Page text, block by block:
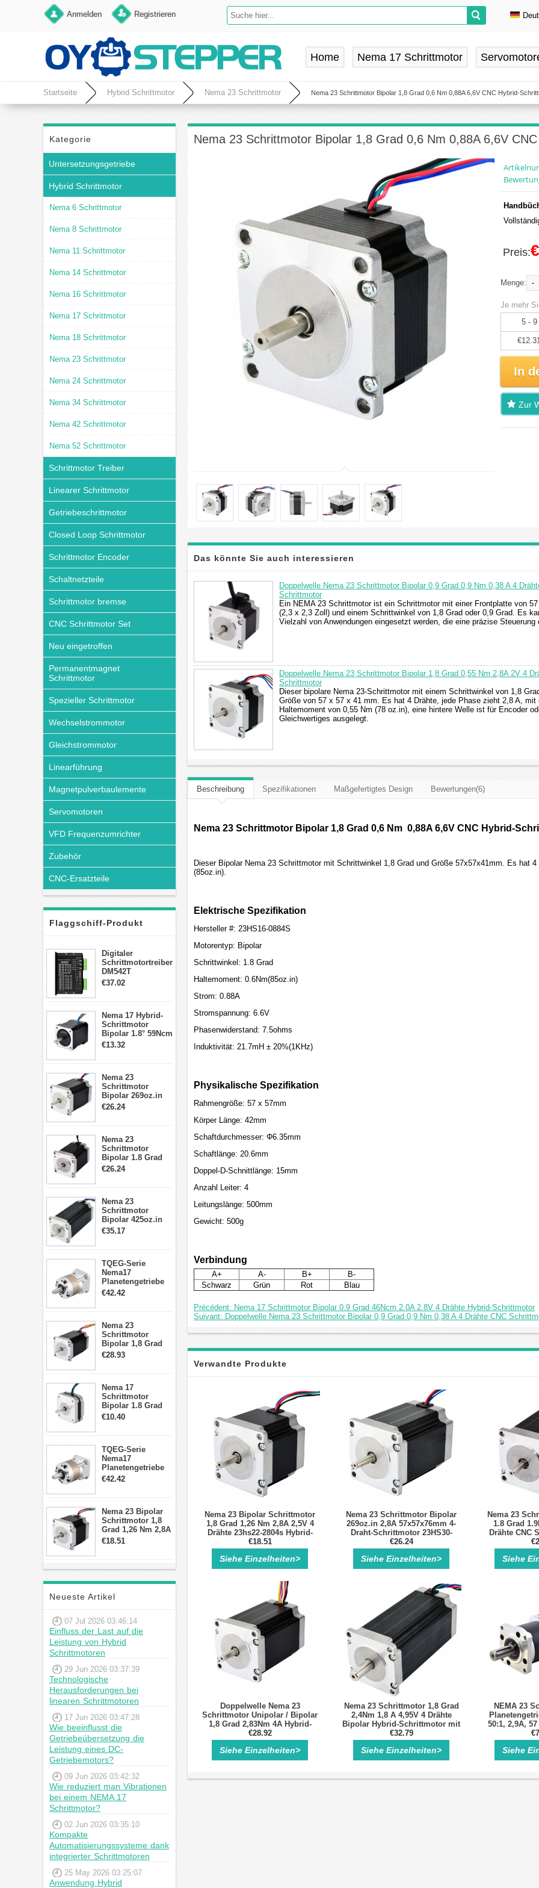
Anmelden Registrieren
Home Nema 17 Schrittmotor
Startseite Hybrid Schrittmotor Nema 23 Schrittmotor Nema 23 Schrittmotor Bipolar 1,8 Grad 0,6 Nm 0,88A 6,6V CNC Hybrid-
Kategorie
Untersetzungsgetriebe
Hybrid Schrittmotor
Nema 6 Schrittmotor
Nema 8 Schrittmotor
Nema 11 Schrittmotor
Nema 14 Schrittmotor
Nema 16 Schrittmotor
Nema 17 Schrittmotor
Nema 18 Schrittmotor
Nema 23 Schrittmotor
Nema 24 Schrittmotor
Nema 34 Schrittmotor
Nema 42 Schrittmotor
Nema 52 Schrittmotor
Schrittmotor Treiber
Linearer Schrittmotor
Getriebeschrittmotor
Closed Loop Schrittmotor
Schrittmotor Encoder
Schaltnetzteile
Schrittmotor bremse
CNC Schrittmotor Set
Neu eingetroffen
Permanentmagnet
Schrittmotor
Spezieller Schrittmotor
Wechselstrommotor
Gleichstrommotor
Linearführung
Magnetpulverbaulemente
Servomotoren
VFD Frequenzumrichter
Zubehör
CNC-Ersatzteile
Flaggschiff-Produkt
Digitaler
Schrittmotortreiber
DM542T
Schrittmotor
Schrittmotor
€37.02
Nema 17 Hybrid-
Schrittmotor
Bipolar 1.8° 59Ncm
2A 4 Drähte mit 1m
€13.32
Nema 23
Schrittmotor
Bipolar 269oz.in
2,8A 57x57x76mm
€26.24
Nema 23
Schrittmotor
Bipolar 1.8 Grad
1.9Nm 3A 3.36V 4
€26.24
Nema 23
Schrittmotor
Bipolar 425oz.in
4.2A 57x57x114mm
€35.17
TQEG-Serie
Nema17
Planetengetriebe
5:1 Spiel 15Arc-
€42.42
Nema 23
Schrittmotor
Bipolar 1,8 Grad
2,83Nm 4 A 2,26V
€28.93
Nema 17
Schrittmotor
Bipolar 1.8 Grad
8.7Ncm 1A 3.5V 4
€10.40
TQEG-Serie
Nema17
Planetengetriebe
10:1 Spiel 15Arc-
€42.42
Nema 23 Bipolar
Schrittmotor 1,8
Grad 1,26 Nm 2,8A
2,5V 4 Drähte
€18.51
Neueste Artikel
07 Jul 2026 03:46:14
Einfluss der Last auf die
Leistung von Hybrid
Schrittmotoren
29 Jun 2026 03:37:39
Technologische
Herausforderungen bei
linearen Schrittmotoren
17 Jun 2026 03:47:28
Wie beeinflusst die
Getriebeübersetzung die
Leistung eines DC-
Getriebemotors?
09 Jun 2026 03:42:32
Wie reduziert man Vibrationen
bei einem NEMA 17
Schrittmotor?
02 Jun 2026 03:35:10
Kompakte
Automatisierungssysteme dank
integrierter Schrittmotoren
25 May 2026 03:25:07
Anwendung Hybrid
Nema 23 Schrittmotor Bipolar 1,8 Grad 0,6 Nm 0,88A 6,6V
Preis:
Menge: -
Je mehr
5 - 9
In
Zur
Das könnte Sie auch interessieren
Doppelwelle Nema 23 Schrittmotor Bipolar 0,9 Grad 0,9 Nm 0,38 A 4
Schrittmotor
Ein NEMA 23 Schrittmotor ist ein Schrittmotor mit einer Frontplatte von
(2,3 x 2,3 Zoll) und einem Schrittwinkel von 1,8 Grad oder 0,9 Grad. Es
Vielzahl von Anwendungen eingesetzt werden, die eine präzise Steuerung
Doppelwelle Nema 23 Schrittmotor Bipolar 1,8 Grad 0,55 Nm 2,8A 2V 4
Schrittmotor
Dieser bipolare Nema 23-Schrittmotor mit einem Schrittwinkel von 1,8
Größe von 57 x 57 x 41 mm. Es hat 4 Drähte, jede Phase zieht 2,8 A, mit
Haltemoment von 0,55 Nm (78 oz.in), eine hintere Welle ist für Encoder
Gleichwertiges ausgelegt.
Beschreibung Spezifikationen Maßgefertigtes Design Bewertungen(6)
Nema 23 Schrittmotor Bipolar 1,8 Grad 0,6 Nm 0,88A 6,6V CNC Hybrid-
Dieser Bipolar Nema 23 Schrittmotor mit Schrittwinkel 1,8 Grad und Größe 57x57x41mm. Es hat
(85oz.in).
Elektrische Spezifikation
Hersteller #: 23HS16-0884S
Motorentyp: Bipolar
Schrittwinkel: 1.8 Grad
Haltemoment: 0.6Nm(85oz.in)
Strom: 0.88A
Stromspannung: 6.6V
Phasenwiderstand: 7.5ohms
Induktivität: 21.7mH ± 20%(1KHz)
Physikalische Spezifikation
Rahmengröße: 57 x 57mm
Körper Länge: 42mm
Schaftdurchmesser: Φ6.35mm
Schaftlänge: 20.6mm
Doppel-D-Schnittlänge: 15mm
Anzahl Leiter: 4
Leitungslänge: 500mm
Gewicht: 500g
Verbindung
A+ A- B+
B-
Schwarz
Grün Rot Blau
Précédent: Nema 17 Schrittmotor Bipolar 0.9 Grad 46Ncm 2.0A 2.8V 4 Drähte Hybrid-Schrittmotor
Suivant: Doppelwelle Nema 23 Schrittmotor Bipolar 0,9 Grad 0,9 Nm 0,38 A 4 Drähte CNC
Verwandte Produkte
Nema 23 Bipolar Schrittmotor
1,8 Grad 1,26 Nm 2,8A 2,5V 4
Drähte 23hs22-2804s Hybrid-
Schrittmotor
€18.51
Siehe Einzelheiten>
Nema 23 Schrittmotor Bipolar
269oz.in 2,8A 57x57x76mm 4-
Draht-Schrittmotor 23HS30-
2804S
€26.24
Siehe Einzelheiten>
Nema 23
1.8 Grad
Drähte CNC
Siehe
Doppelwelle Nema 23
Schrittmotor Unipolar / Bipolar
1,8 Grad 2,83Nm 4A Hybrid-
Schrittmotor mit 8 Anschlüssen
€28.92
Siehe Einzelheiten>
Nema 23 Schrittmotor 1,8 Grad
2,4Nm 1,8 A 4,95V 4 Drähte
Bipolar Hybrid-Schrittmotor mit
4 Anschlüssen
€32.79
Siehe Einzelheiten>
NEMA 23
50:1, 2,9A,
Ø14 mm
Siehe